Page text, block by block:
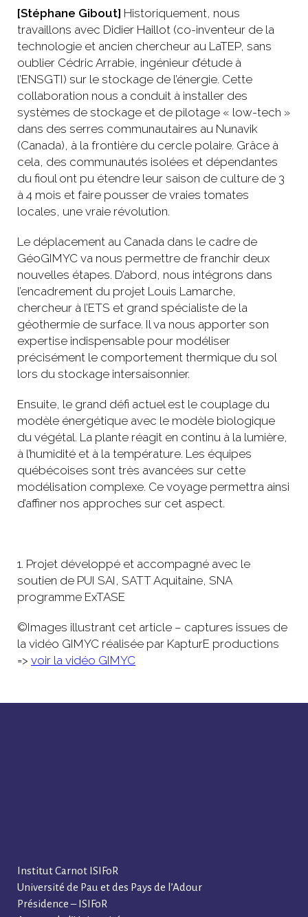
[Stéphane Gibout] Historiquement, nous
travaillons avec Didier Haillot (co-inventeur de la
technologie et ancien chercheur au LaTEP, sans
oublier Cédric Arrabie, ingénieur d’étude à
l’ENSGTI) sur le stockage de l’énergie. Cette
collaboration nous a conduit à installer des
systèmes de stockage et de pilotage « low-tech »
dans des serres communautaires au Nunavik
(Canada), à la frontière du cercle polaire. Grâce à
cela, des communautés isolées et dépendantes
du fioul ont pu étendre leur saison de culture de 3
à 4 mois et faire pousser de vraies tomates
locales, une vraie révolution.
Le déplacement au Canada dans le cadre de
GéoGIMYC va nous permettre de franchir deux
nouvelles étapes. D’abord, nous intégrons dans
l’encadrement du projet Louis Lamarche,
chercheur à l’ETS et grand spécialiste de la
géothermie de surface. Il va nous apporter son
expertise indispensable pour modéliser
précisément le comportement thermique du sol
lors du stockage intersaisonnier.
Ensuite, le grand défi actuel est le couplage du
modèle énergétique avec le modèle biologique
du végétal. La plante réagit en continu à la lumière,
à l’humidité et à la température. Les équipes
québécoises sont très avancées sur cette
modélisation complexe. Ce voyage permettra ainsi
d’affiner nos approches sur cet aspect.
1. Projet développé et accompagné avec le
soutien de PUI SAI, SATT Aquitaine, SNA
programme ExTASE
©Images illustrant cet article – captures issues de
la vidéo GIMYC réalisée par KapturE productions
=> voir la vidéo GIMYC
Institut Carnot ISIFoR
Université de Pau et des Pays de l’Adour
Présidence – ISIFoR